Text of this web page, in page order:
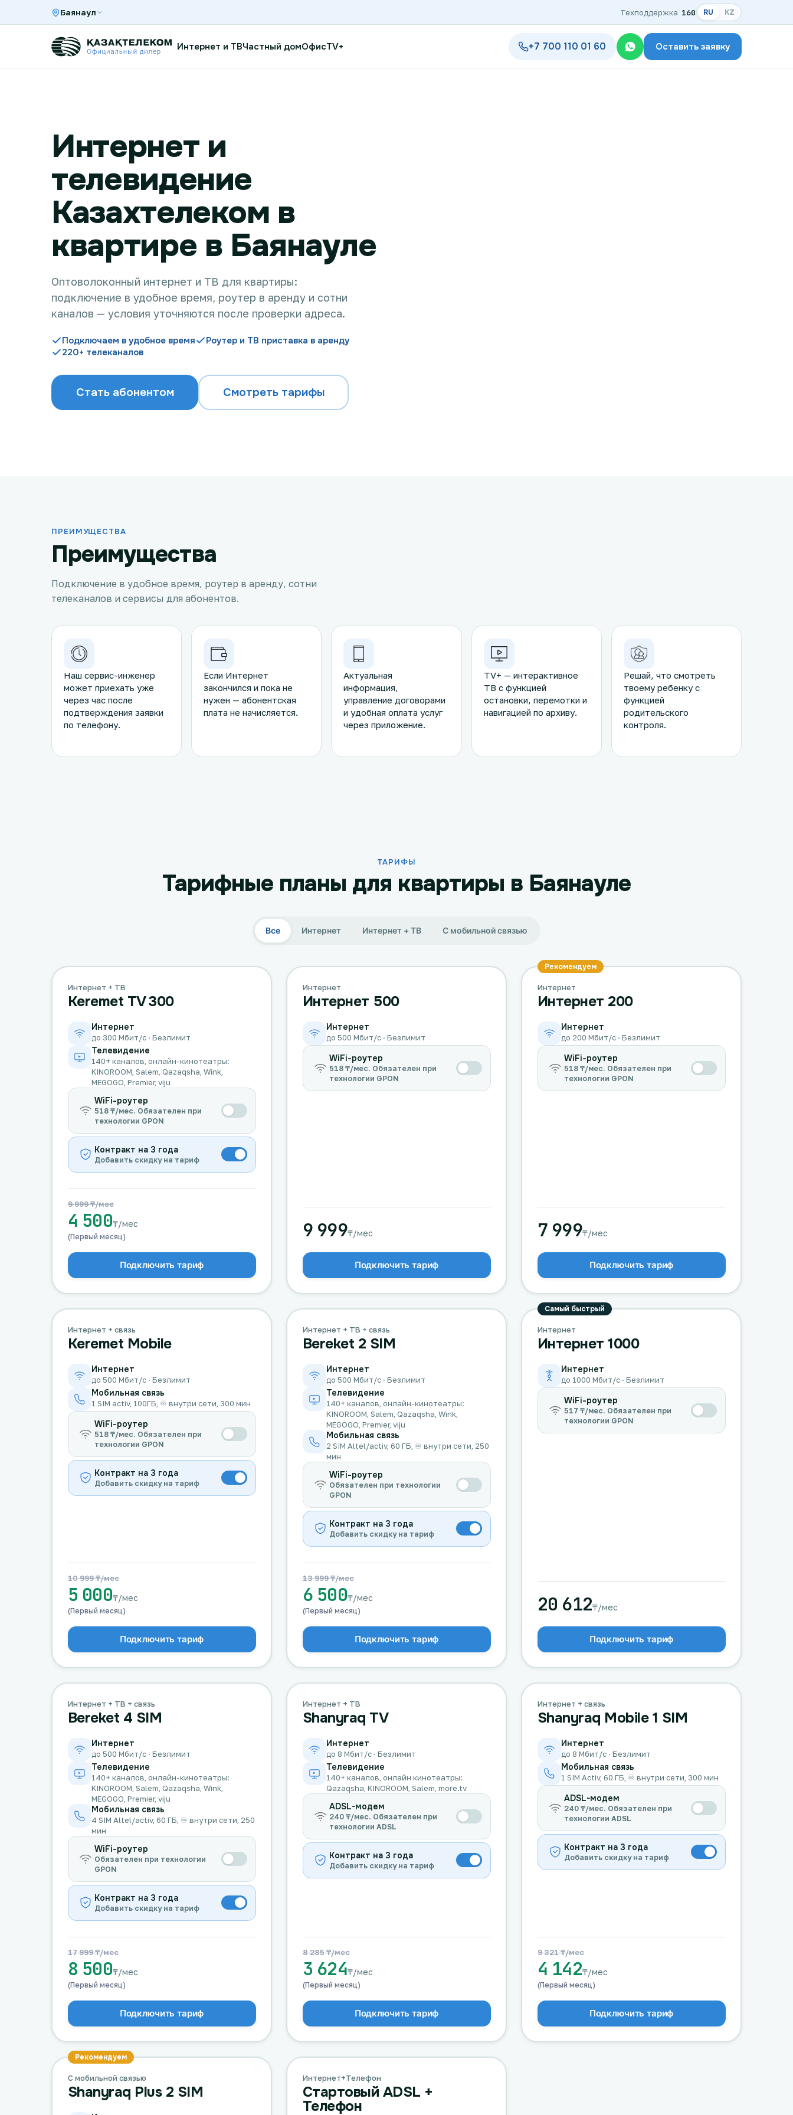
Баянаул Техподдержка 160 RU KZ
Интернет и ТВЧастный домОфисTV+ +7 700 110 01 60 Оставить заявку
Интернет и ТВ в частном доме
Интернет и
телевидение
Казахтелеком в
квартире в Баянауле
Оптоволоконный интернет и ТВ для квартиры:
подключение в удобное время, роутер в аренду и сотни
каналов — условия уточняются после проверки адреса.
Подключаем в удобное время
Роутер и ТВ приставка в аренду
220+ телеканалов
Стать абонентом Смотреть тарифы
ПРЕИМУЩЕСТВА
Преимущества
Подключение в удобное время, роутер в аренду, сотни
телеканалов и сервисы для абонентов.
Наш сервис-инженер
может приехать уже
через час после
подтверждения заявки
по телефону.
Если Интернет
закончился и пока не
нужен — абонентская
плата не начисляется.
Актуальная
информация,
управление договорами
и удобная оплата услуг
через приложение.
TV+ — интерактивное
ТВ с функцией
остановки, перемотки и
навигацией по архиву.
Решай, что смотреть
твоему ребенку с
функцией
родительского
контроля.
ТАРИФЫ
Тарифные планы для квартиры в Баянауле
Все Интернет Интернет + ТВ С мобильной связью
Интернет + ТВ
Keremet TV 300
Интернет
до 300 Мбит/с · Безлимит
Телевидение
140+ каналов, онлайн-кинотеатры:
KINOROOM, Salem, Qazaqsha, Wink,
MEGOGO, Premier, viju
WiFi-роутер
518 ₸/мес. Обязателен при
технологии GPON
Контракт на 3 года
Добавить скидку на тариф
9 999 ₸/мес
4 500₸/мес
(Первый месяц)
Подключить тариф
Интернет
Интернет 500
Интернет
до 500 Мбит/с · Безлимит
WiFi-роутер
518 ₸/мес. Обязателен при
технологии GPON
9 999₸/мес
Подключить тариф
Рекомендуем
Интернет
Интернет 200
Интернет
до 200 Мбит/с · Безлимит
WiFi-роутер
518 ₸/мес. Обязателен при
технологии GPON
7 999₸/мес
Подключить тариф
Интернет + связь
Keremet Mobile
Интернет
до 500 Мбит/с · Безлимит
Мобильная связь
1 SIM activ, 100ГБ, ♾️ внутри сети, 300 мин
WiFi-роутер
518 ₸/мес. Обязателен при
технологии GPON
Контракт на 3 года
Добавить скидку на тариф
10 999 ₸/мес
5 000₸/мес
(Первый месяц)
Подключить тариф
Интернет + ТВ + связь
Bereket 2 SIM
Интернет
до 500 Мбит/с · Безлимит
Телевидение
140+ каналов, онлайн-кинотеатры:
KINOROOM, Salem, Qazaqsha, Wink,
MEGOGO, Premier, viju
Мобильная связь
2 SIM Altel/activ, 60 ГБ, ♾️ внутри сети, 250
мин
WiFi-роутер
Обязателен при технологии
GPON
Контракт на 3 года
Добавить скидку на тариф
13 999 ₸/мес
6 500₸/мес
(Первый месяц)
Подключить тариф
Самый быстрый
Интернет
Интернет 1000
Интернет
до 1000 Мбит/с · Безлимит
WiFi-роутер
517 ₸/мес. Обязателен при
технологии GPON
20 612₸/мес
Подключить тариф
Интернет + ТВ + связь
Bereket 4 SIM
Интернет
до 500 Мбит/с · Безлимит
Телевидение
140+ каналов, онлайн-кинотеатры:
KINOROOM, Salem, Qazaqsha, Wink,
MEGOGO, Premier, viju
Мобильная связь
4 SIM Altel/activ, 60 ГБ, ♾️ внутри сети, 250
мин
WiFi-роутер
Обязателен при технологии
GPON
Контракт на 3 года
Добавить скидку на тариф
17 999 ₸/мес
8 500₸/мес
(Первый месяц)
Подключить тариф
Интернет + ТВ
Shanyraq TV
Интернет
до 8 Мбит/с · Безлимит
Телевидение
140+ каналов, онлайн кинотеатры:
Qazaqsha, KINOROOM, Salem, more.tv
ADSL-модем
240 ₸/мес. Обязателен при
технологии ADSL
Контракт на 3 года
Добавить скидку на тариф
8 285 ₸/мес
3 624₸/мес
(Первый месяц)
Подключить тариф
Интернет + связь
Shanyraq Mobile 1 SIM
Интернет
до 8 Мбит/с · Безлимит
Мобильная связь
1 SIM Activ, 60 ГБ, ♾️ внутри сети, 300 мин
ADSL-модем
240 ₸/мес. Обязателен при
технологии ADSL
Контракт на 3 года
Добавить скидку на тариф
9 321 ₸/мес
4 142₸/мес
(Первый месяц)
Подключить тариф
Рекомендуем
С мобильной связью
Shanyraq Plus 2 SIM
Интернет+Телефон
Стартовый ADSL +
Телефон